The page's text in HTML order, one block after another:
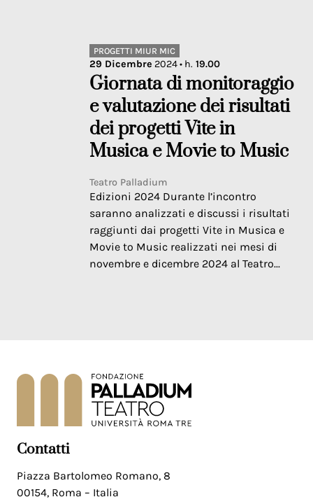
PROGETTI MIUR MIC
29 Dicembre 2024• h. 19.00
Giornata di monitoraggio
e valutazione dei risultati
dei progetti Vite in
Musica e Movie to Music
Teatro Palladium
Edizioni 2024 Durante l’incontro
saranno analizzati e discussi i risultati
raggiunti dai progetti Vite in Musica e
Movie to Music realizzati nei mesi di
novembre e dicembre 2024 al Teatro...
Contatti
Piazza Bartolomeo Romano, 8
00154, Roma – Italia